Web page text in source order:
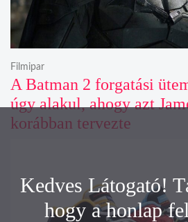
A Batman 2 forgatási
úgy alakul, ahogy azt
korábban tervezte
Filmipar
Kedves Látogató!
hogy a honlap